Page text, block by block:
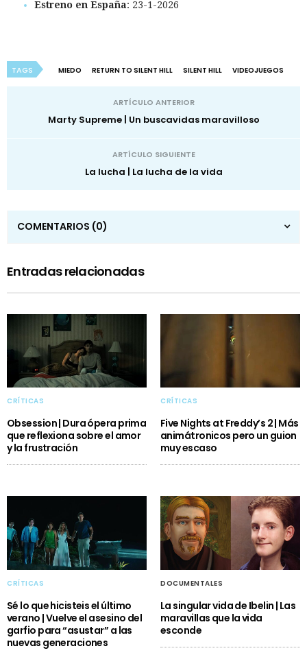
Estreno en España: 23-1-2026
TAGS MIEDO RETURN TO SILENT HILL SILENT HILL VIDEOJUEGOS
ARTÍCULO ANTERIOR
Marty Supreme | Un buscavidas maravilloso
ARTÍCULO SIGUIENTE
La lucha | La lucha de la vida
COMENTARIOS (0)
Entradas relacionadas
CRÍTICAS
Obsession | Dura ópera prima
que reflexiona sobre el amor
y la frustración
CRÍTICAS
Five Nights at Freddy’s 2 | Más
animátronicos pero un guion
muy escaso
CRÍTICAS
Sé lo que hicisteis el último
verano | Vuelve el asesino del
garfio para “asustar” a las
nuevas generaciones
DOCUMENTALES
La singular vida de Ibelin | Las
maravillas que la vida
esconde